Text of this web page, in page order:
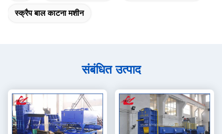
स्क्रैप बाल काटना मशीन
संबंधित उत्पाद